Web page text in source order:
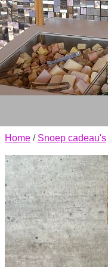
Home / Snoep cadeau's